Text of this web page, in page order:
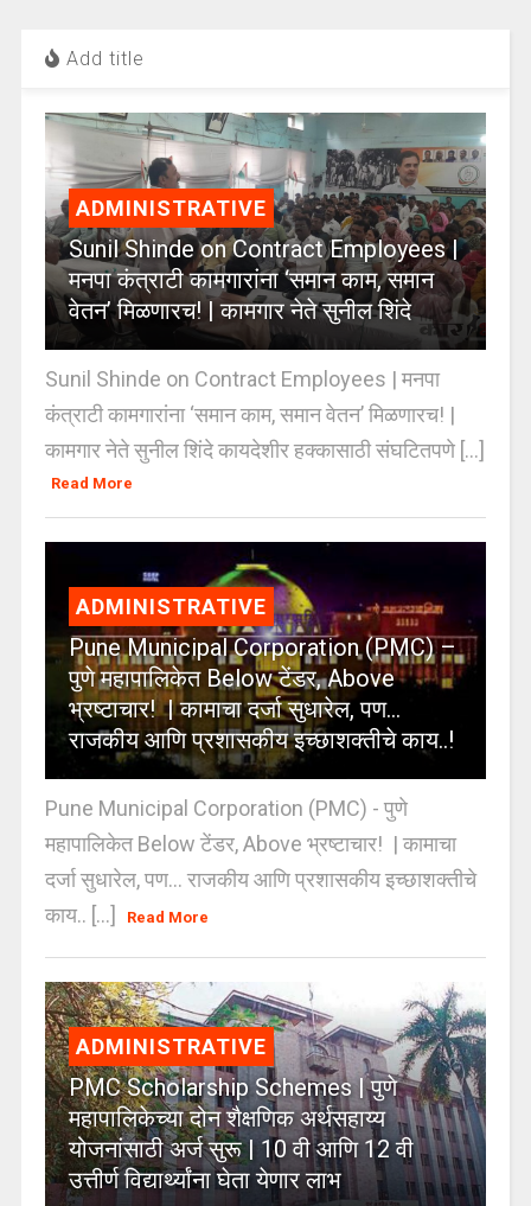
Add title
ADMINISTRATIVE
Sunil Shinde on Contract Employees |
मनपा कंत्राटी कामगारांना ‘समान काम, समान
वेतन’ मिळणारच! | कामगार नेते सुनील शिंदे
Sunil Shinde on Contract Employees | मनपा
कंत्राटी कामगारांना ‘समान काम, समान वेतन’ मिळणारच! |
कामगार नेते सुनील शिंदे कायदेशीर हक्कासाठी संघटितपणे [...]
Read More
ADMINISTRATIVE
Pune Municipal Corporation (PMC) –
पुणे महापालिकेत Below टेंडर, Above
भ्रष्टाचार! | कामाचा दर्जा सुधारेल, पण…
राजकीय आणि प्रशासकीय इच्छाशक्तीचे काय..!
Pune Municipal Corporation (PMC) - पुणे
महापालिकेत Below टेंडर, Above भ्रष्टाचार! | कामाचा
दर्जा सुधारेल, पण… राजकीय आणि प्रशासकीय इच्छाशक्तीचे
काय.. [...]
Read More
ADMINISTRATIVE
PMC Scholarship Schemes | पुणे
महापालिकेच्या दोन शैक्षणिक अर्थसहाय्य
योजनांसाठी अर्ज सुरू | 10 वी आणि 12 वी
उत्तीर्ण विद्यार्थ्यांना घेता येणार लाभ